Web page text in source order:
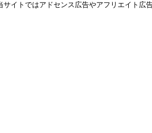
サイトではアドセンス広告やアフリエイト広